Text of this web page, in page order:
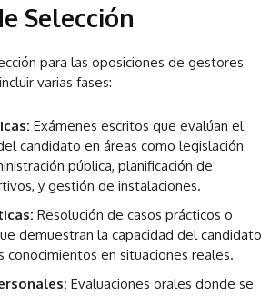
Selección
para las oposiciones de gestores
varias fases:
Exámenes escritos que evalúan el
candidato en áreas como legislación
pública, planificación de
y gestión de instalaciones.
Resolución de casos prácticos o
demuestran la capacidad del candidato
conocimientos en situaciones reales.
Evaluaciones orales donde se